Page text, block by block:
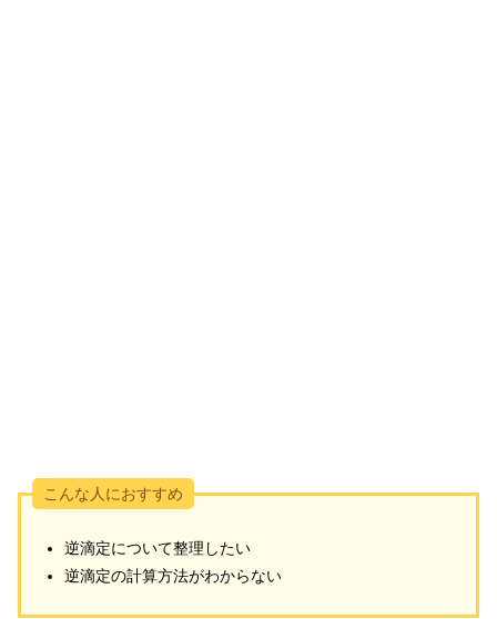
こんな人におすすめ
逆滴定について整理したい
逆滴定の計算方法がわからない